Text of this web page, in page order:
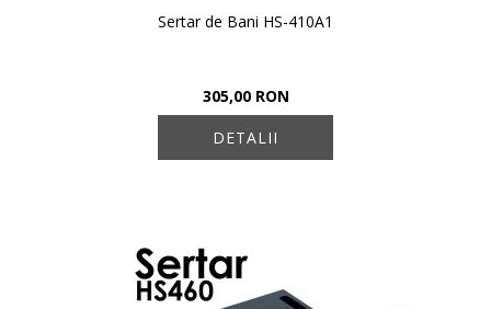
Sertar de Bani HS-410A1
305,00 RON
DETALII